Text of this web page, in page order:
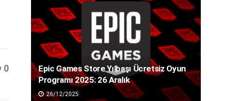
0
Epic Games Store Yılbaşı Ücretsiz Oyun
Programı 2025: 26 Aralık
26/12/2025